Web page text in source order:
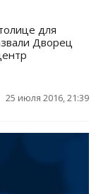
для
Дворец
25 июля 2016, 21:39